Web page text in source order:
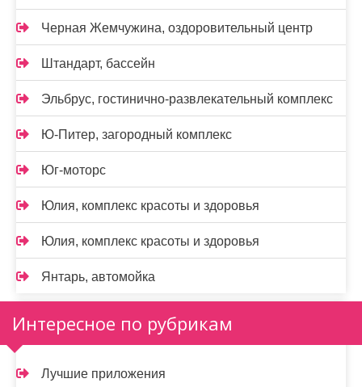
Черная Жемчужина, оздоровительный центр
Штандарт, бассейн
Эльбрус, гостинично-развлекательный комплекс
Ю-Питер, загородный комплекс
Юг-моторс
Юлия, комплекс красоты и здоровья
Юлия, комплекс красоты и здоровья
Янтарь, автомойка
Интересное по рубрикам
Лучшие приложения